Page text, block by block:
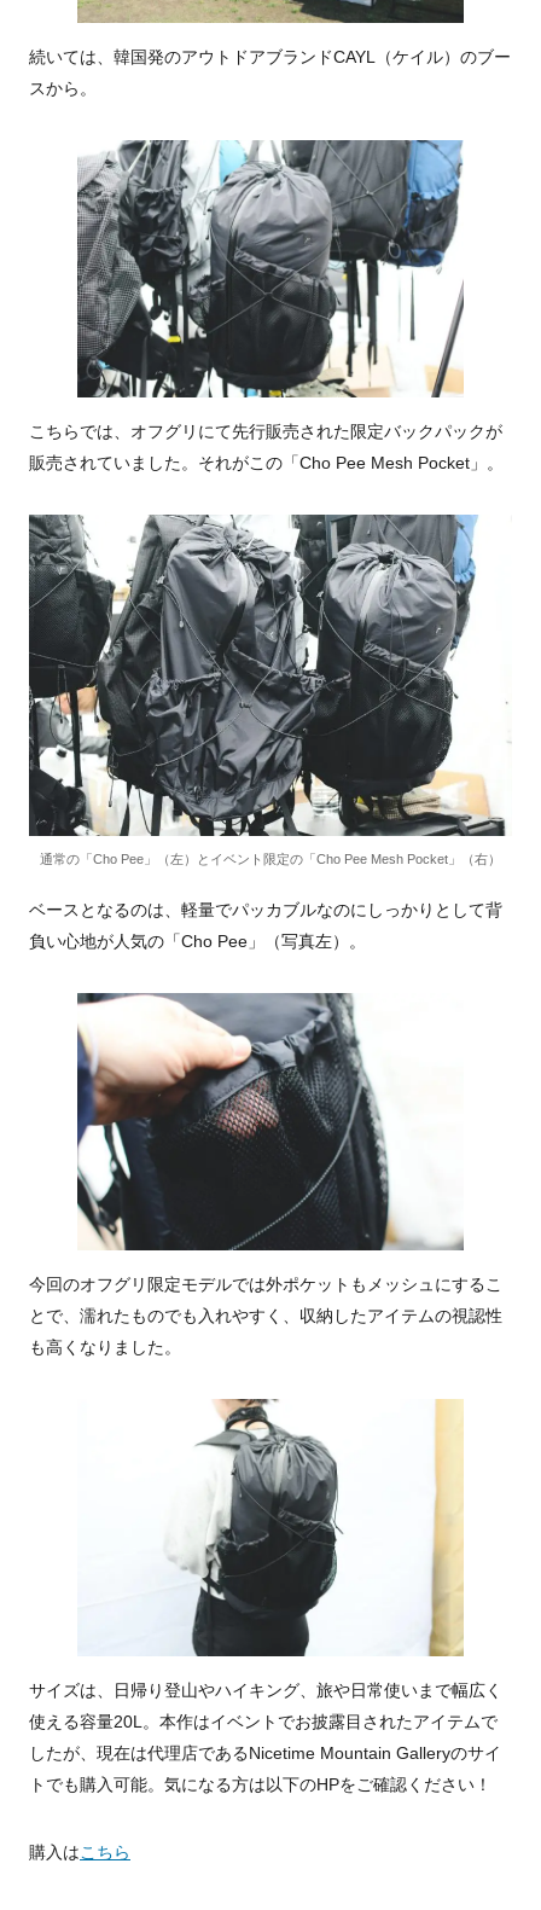
続いては、韓国発のアウトドアブランドCAYL（ケイル）のブー
スから。
こちらでは、オフグリにて先行販売された限定バックパックが
販売されていました。それがこの「Cho Pee Mesh Pocket」。
通常の「Cho Pee」（左）とイベント限定の「Cho Pee Mesh Pocket」（右）
ベースとなるのは、軽量でパッカブルなのにしっかりとして背
負い心地が人気の「Cho Pee」（写真左）。
今回のオフグリ限定モデルでは外ポケットもメッシュにするこ
とで、濡れたものでも入れやすく、収納したアイテムの視認性
も高くなりました。
サイズは、日帰り登山やハイキング、旅や日常使いまで幅広く
使える容量20L。本作はイベントでお披露目されたアイテムで
したが、現在は代理店であるNicetime Mountain Galleryのサイ
トでも購入可能。気になる方は以下のHPをご確認ください！
購入はこちら